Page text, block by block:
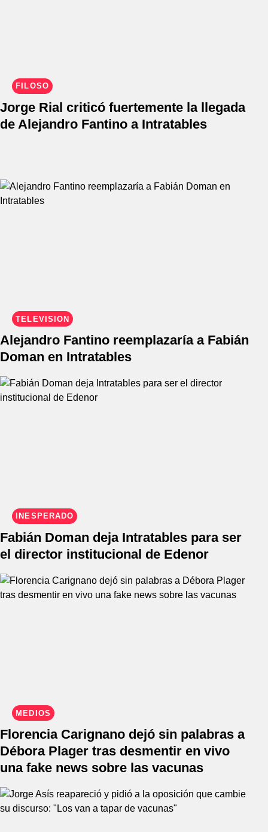
FILOSO
Jorge Rial criticó fuertemente la llegada
de Alejandro Fantino a Intratables
TELEVISIÓN
Alejandro Fantino reemplazaría a Fabián
Doman en Intratables
INESPERADO
Fabián Doman deja Intratables para ser
el director institucional de Edenor
MEDIOS
Florencia Carignano dejó sin palabras a
Débora Plager tras desmentir en vivo
una fake news sobre las vacunas